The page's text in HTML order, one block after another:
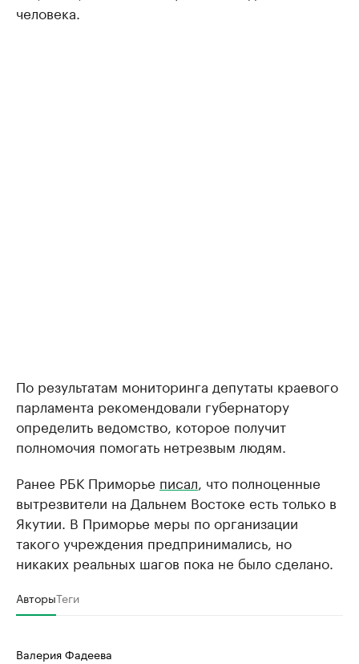
человека.
По результатам мониторинга депутаты краевого
парламента рекомендовали губернатору
определить ведомство, которое получит
полномочия помогать нетрезвым людям.
Ранее РБК Приморье писал, что полноценные
вытрезвители на Дальнем Востоке есть только в
Якутии. В Приморье меры по организации
такого учреждения предпринимались, но
никаких реальных шагов пока не было сделано.
АвторыТеги
Валерия Фадеева